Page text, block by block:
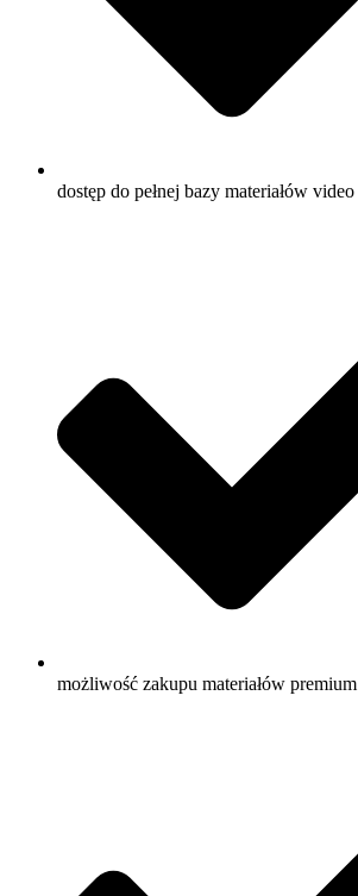
dostęp do pełnej bazy materiałów video
możliwość zakupu materiałów premium